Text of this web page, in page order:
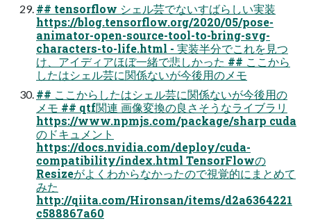
## tensorflow シェル芸でないすばらしい実装
https://blog.tensorflow.org/2020/05/pose-
animator-open-source-tool-to-bring-svg-
characters-to-life.html - 実装半分でこれを見つ
け、アイディアほぼ一緒で悲しかった ## ここから
したはシェル芸に関係ないが今後用のメモ
## ここからしたはシェル芸に関係ないが今後用の
メモ ## qtf関連 画像変換の良さそうなライブラリ
https://www.npmjs.com/package/sharp cuda
のドキュメント
https://docs.nvidia.com/deploy/cuda-
compatibility/index.html TensorFlowの
Resizeがよくわからなかったので視覚的にまとめて
みた
http://qiita.com/Hironsan/items/d2a6364221
c588867a60